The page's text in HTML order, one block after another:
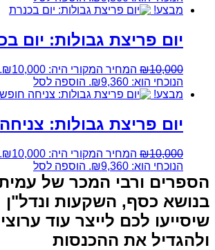
מבצע!
יום פריצת גבולות: יום
₪10,000 המחיר המקורי היה: ₪10,000.
הנוכחי הוא: ₪9,360.
הוספה לסל
מבצע!
יום פריצת גבולות:
₪10,000 המחיר המקורי היה: ₪10,000.
הנוכחי הוא: ₪9,360.
הוספה לסל
הספרים ורבי המכר של
בנושא כסף, השקעות ונדל"ן
שיסייעו לכם לייצר עוד
ולהגדיל את ההכנסות